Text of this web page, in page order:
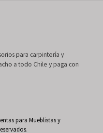
para carpintería y
a todo Chile y paga con
para Mueblistas y